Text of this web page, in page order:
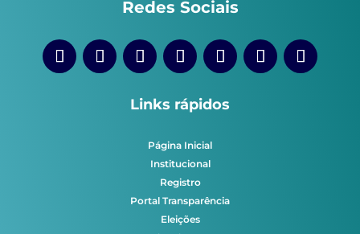
Redes Sociais
Links rápidos
Página Inicial
Institucional
Registro
Portal Transparência
Eleições